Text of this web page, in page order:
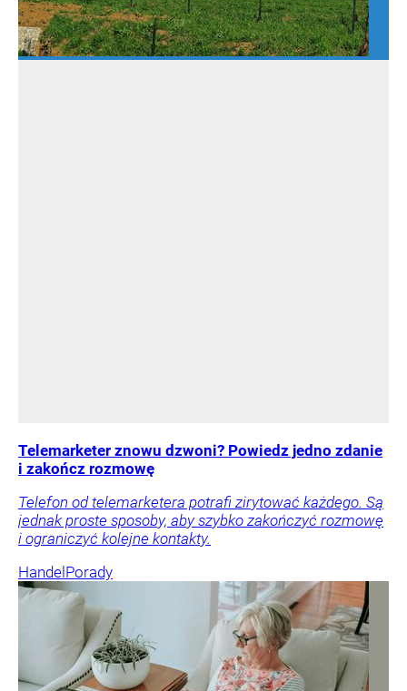
Telemarketer znowu dzwoni? Powiedz jedno zdanie
i zakończ rozmowę
Telefon od telemarketera potrafi zirytować każdego. Są
jednak proste sposoby, aby szybko zakończyć rozmowę
i ograniczyć kolejne kontakty.
Handel Porady